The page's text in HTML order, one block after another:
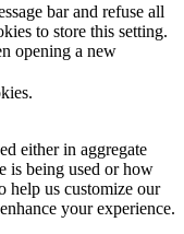
bar and refuse all
to store this setting.
opening a new
either in aggregate
is being used or how
help us customize our
your experience.